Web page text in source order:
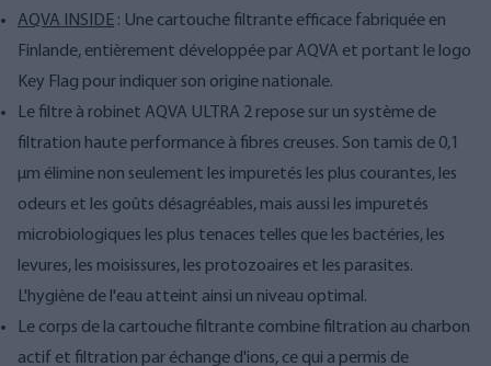
AQVA INSIDE : Une cartouche filtrante efficace fabriquée en
Finlande, entièrement développée par AQVA et portant le logo
Key Flag pour indiquer son origine nationale.
Le filtre à robinet AQVA ULTRA 2 repose sur un système de
filtration haute performance à fibres creuses. Son tamis de 0,1
µm élimine non seulement les impuretés les plus courantes, les
odeurs et les goûts désagréables, mais aussi les impuretés
microbiologiques les plus tenaces telles que les bactéries, les
levures, les moisissures, les protozoaires et les parasites.
L'hygiène de l'eau atteint ainsi un niveau optimal.
Le corps de la cartouche filtrante combine filtration au charbon
actif et filtration par échange d'ions, ce qui a permis de